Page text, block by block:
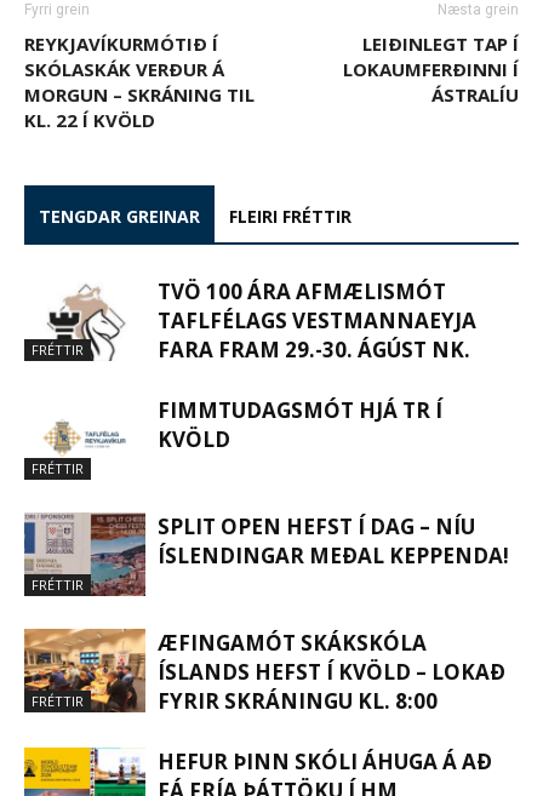
Fyrri grein
REYKJAVÍKURMÓTIÐ Í
SKÓLASKÁK VERÐUR Á
MORGUN – SKRÁNING TIL
KL. 22 Í KVÖLD
Næsta grein
LEIÐINLEGT TAP Í
LOKAUMFERÐINNI Í
ÁSTRALÍU
TENGDAR GREINAR FLEIRI FRÉTTIR
FRÉTTIR
TVÖ 100 ÁRA AFMÆLISMÓT
TAFLFÉLAGS VESTMANNAEYJA
FARA FRAM 29.-30. ÁGÚST NK.
FRÉTTIR
FIMMTUDAGSMÓT HJÁ TR Í
KVÖLD
FRÉTTIR
SPLIT OPEN HEFST Í DAG – NÍU
ÍSLENDINGAR MEÐAL KEPPENDA!
FRÉTTIR
ÆFINGAMÓT SKÁKSKÓLA
ÍSLANDS HEFST Í KVÖLD – LOKAÐ
FYRIR SKRÁNINGU KL. 8:00
HEFUR ÞINN SKÓLI ÁHUGA Á AÐ